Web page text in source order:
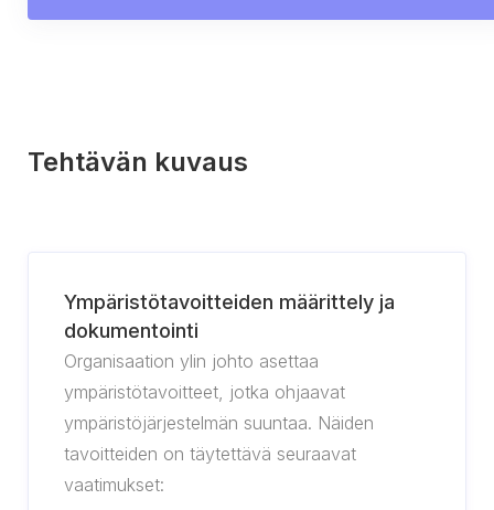
Tehtävän kuvaus
Ympäristötavoitteiden määrittely ja
dokumentointi
Organisaation ylin johto asettaa
ympäristötavoitteet, jotka ohjaavat
ympäristöjärjestelmän suuntaa. Näiden
tavoitteiden on täytettävä seuraavat
vaatimukset: